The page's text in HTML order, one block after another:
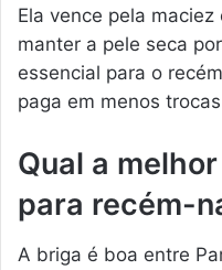
Ela vence pela
manter a pele seca
essencial para o
paga em menos
Qual a
para recém-
A briga é boa entre